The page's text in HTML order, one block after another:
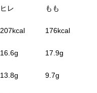
ヒレ もも
207kcal 176kcal
16.6g 17.9g
13.8g 9.7g